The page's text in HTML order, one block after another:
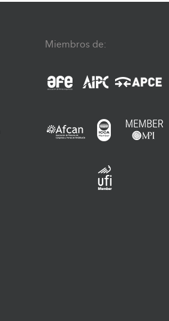
Miembros de: